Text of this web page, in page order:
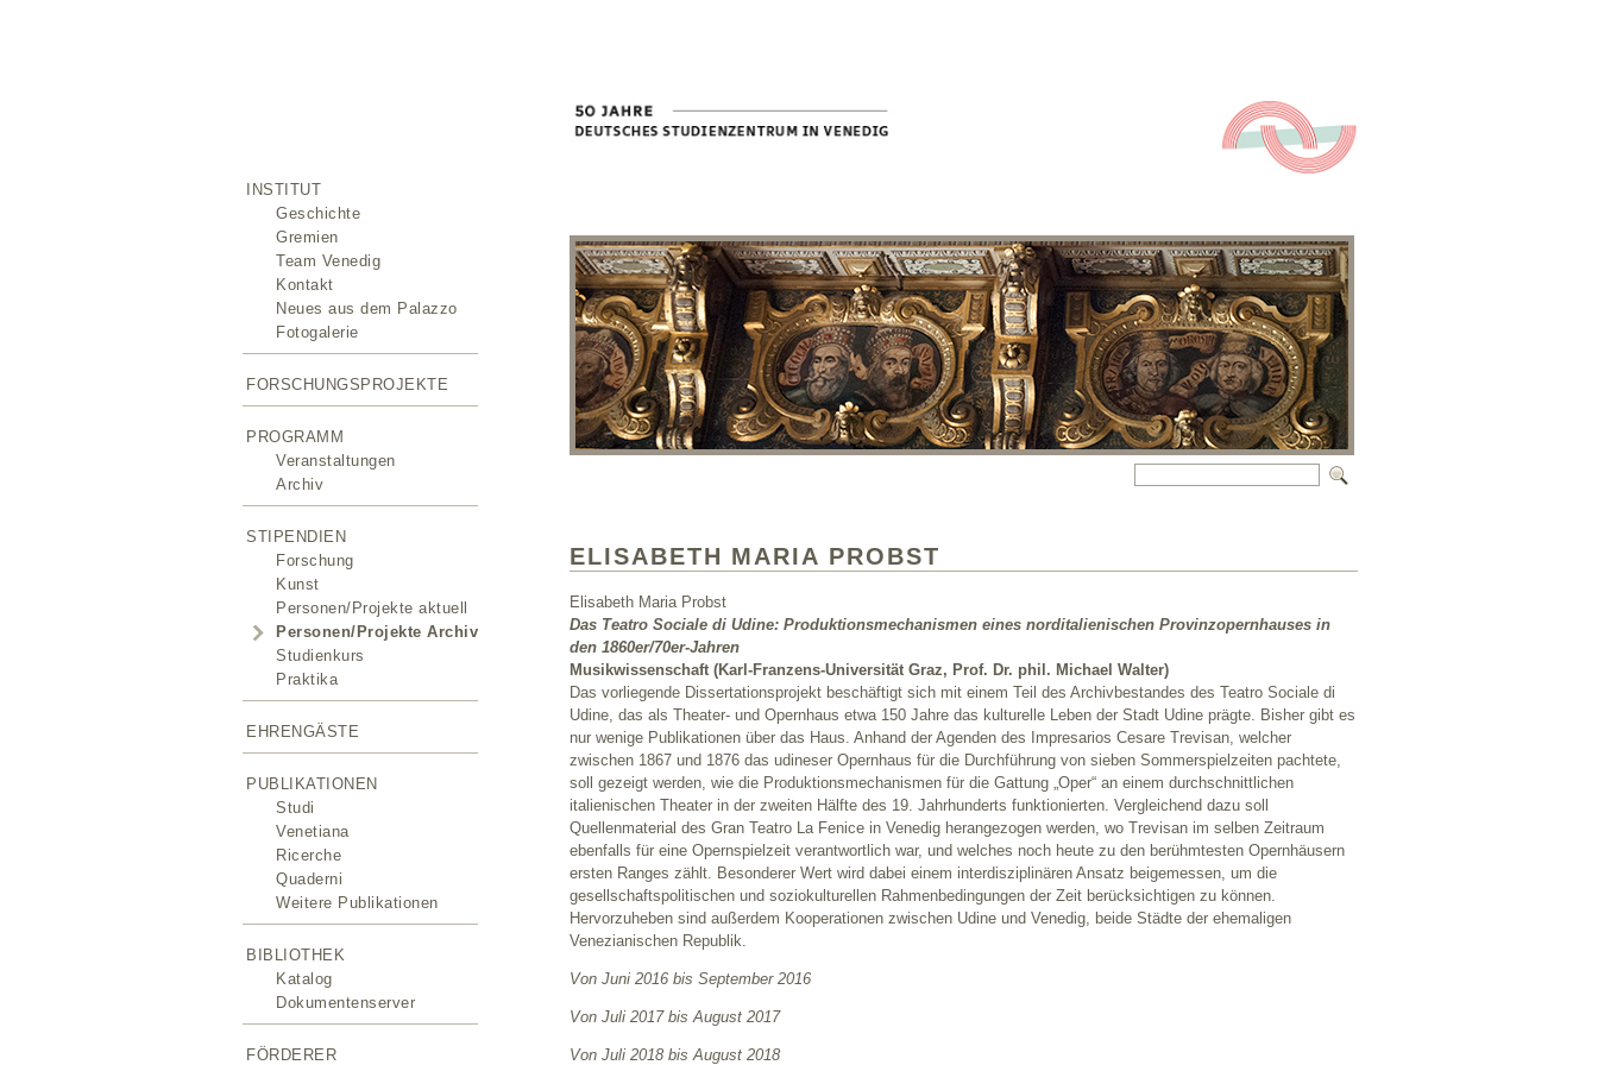
INSTITUT
Geschichte
Gremien
Team Venedig
Kontakt
Neues aus dem Palazzo
Fotogalerie
FORSCHUNGSPROJEKTE
PROGRAMM
Veranstaltungen
Archiv
STIPENDIEN
Forschung
Kunst
Personen/Projekte aktuell
Personen/Projekte Archiv
Studienkurs
Praktika
EHRENGÄSTE
PUBLIKATIONEN
Studi
Venetiana
Ricerche
Quaderni
Weitere Publikationen
BIBLIOTHEK
Katalog
Dokumentenserver
FÖRDERER
ELISABETH MARIA PROBST
Elisabeth Maria Probst
Das Teatro Sociale di Udine: Produktionsmechanismen eines norditalienischen Provinzopernhauses in
den 1860er/70er-Jahren
Musikwissenschaft (Karl-Franzens-Universität Graz, Prof. Dr. phil. Michael Walter)
Das vorliegende Dissertationsprojekt beschäftigt sich mit einem Teil des Archivbestandes des Teatro Sociale di
Udine, das als Theater- und Opernhaus etwa 150 Jahre das kulturelle Leben der Stadt Udine prägte. Bisher gibt es
nur wenige Publikationen über das Haus. Anhand der Agenden des Impresarios Cesare Trevisan, welcher
zwischen 1867 und 1876 das udineser Opernhaus für die Durchführung von sieben Sommerspielzeiten pachtete,
soll gezeigt werden, wie die Produktionsmechanismen für die Gattung „Oper“ an einem durchschnittlichen
italienischen Theater in der zweiten Hälfte des 19. Jahrhunderts funktionierten. Vergleichend dazu soll
Quellenmaterial des Gran Teatro La Fenice in Venedig herangezogen werden, wo Trevisan im selben Zeitraum
ebenfalls für eine Opernspielzeit verantwortlich war, und welches noch heute zu den berühmtesten Opernhäusern
ersten Ranges zählt. Besonderer Wert wird dabei einem interdisziplinären Ansatz beigemessen, um die
gesellschaftspolitischen und soziokulturellen Rahmenbedingungen der Zeit berücksichtigen zu können.
Hervorzuheben sind außerdem Kooperationen zwischen Udine und Venedig, beide Städte der ehemaligen
Venezianischen Republik.
Von Juni 2016 bis September 2016
Von Juli 2017 bis August 2017
Von Juli 2018 bis August 2018